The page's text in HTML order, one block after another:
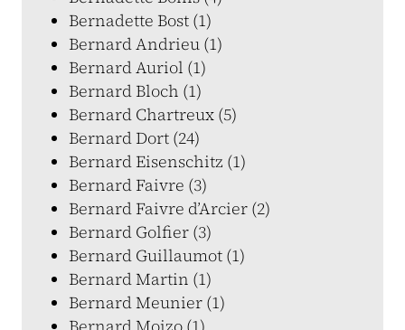
Bernadette Bost (1)
Bernard Andrieu (1)
Bernard Auriol (1)
Bernard Bloch (1)
Bernard Chartreux (5)
Bernard Dort (24)
Bernard Eisenschitz (1)
Bernard Faivre (3)
Bernard Faivre d’Arcier (2)
Bernard Golfier (3)
Bernard Guillaumot (1)
Bernard Martin (1)
Bernard Meunier (1)